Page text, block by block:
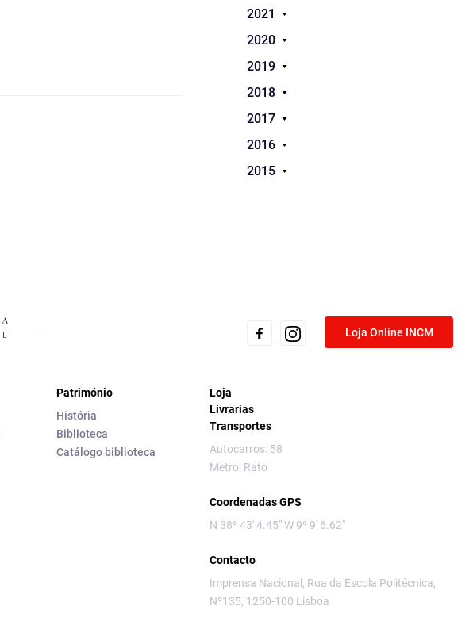
2021
2020
2019
2018
2017
2016
2015
Loja Online INCM
Património
História
Biblioteca
Catálogo biblioteca
Loja
Livrarias
Transportes
Autocarros: 58
Metro: Rato
Coordenadas GPS
N 38º 43' 4.45" W 9º 9' 6.62"
Contacto
Imprensa Nacional, Rua da Escola Politécnica,
Nº135, 1250-100 Lisboa